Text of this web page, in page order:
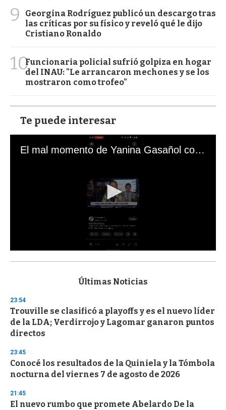
9
Georgina Rodríguez publicó un descargo tras
las críticas por su físico y reveló qué le dijo
Cristiano Ronaldo
10Funcionaria policial sufrió golpiza en hogar
del INAU: "Le arrancaron mechones y se los
mostraron como trofeo"
Te puede interesar
El mal momento de Yanina Gasañol con un hincha argentino en "Subrayado"
s
d
s
o
f
3
s
e
c
o
d
s
Últimas Noticias
23:54
Trouville se clasificó a playoffs y es el nuevo líder
de la LDA; Verdirrojo y Lagomar ganaron puntos
directos
23:45
Conocé los resultados de la Quiniela y la Tómbola
nocturna del viernes 7 de agosto de 2026
21:45
El nuevo rumbo que promete Abelardo De la